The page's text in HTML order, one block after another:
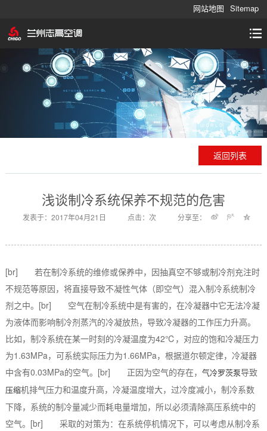
网站地图 Sitemap
返回列表
浅谈制冷系统保养不规范的危害
发表于：2017年04月21日 点击：次 分享至：
[br] 若在制冷系统的维修或保养中，因抽真空不够或制冷剂充注时
不规范等原因，将直接导致不凝性气体（即空气）混入制冷系统制冷
剂之中。[br] 空气在制冷系统中是有害的，在冷凝器中它无法冷凝
为液体而影响制冷剂蒸汽的冷凝放热，导致冷凝器的工作压力升高。
比如，制冷系统在某一时刻的冷凝温度为42℃，对应的饱和冷凝压力
为1.63MPa，可系统实际压力为1.66MPa，根据道尔顿定律，冷凝器
中含有0.03MPa的空气。[br] 正因为空气的存在， 气冷罗茨泵导致
压缩机排气压力和温度升高，冷凝温度增大，过冷度减小，制冷系数
下降，系统的制冷量减少而耗电量增加，所以必须清除高压系统中的
空气。[br] 采取的对策为：在系统停机情况下，可以考虑从制冷系